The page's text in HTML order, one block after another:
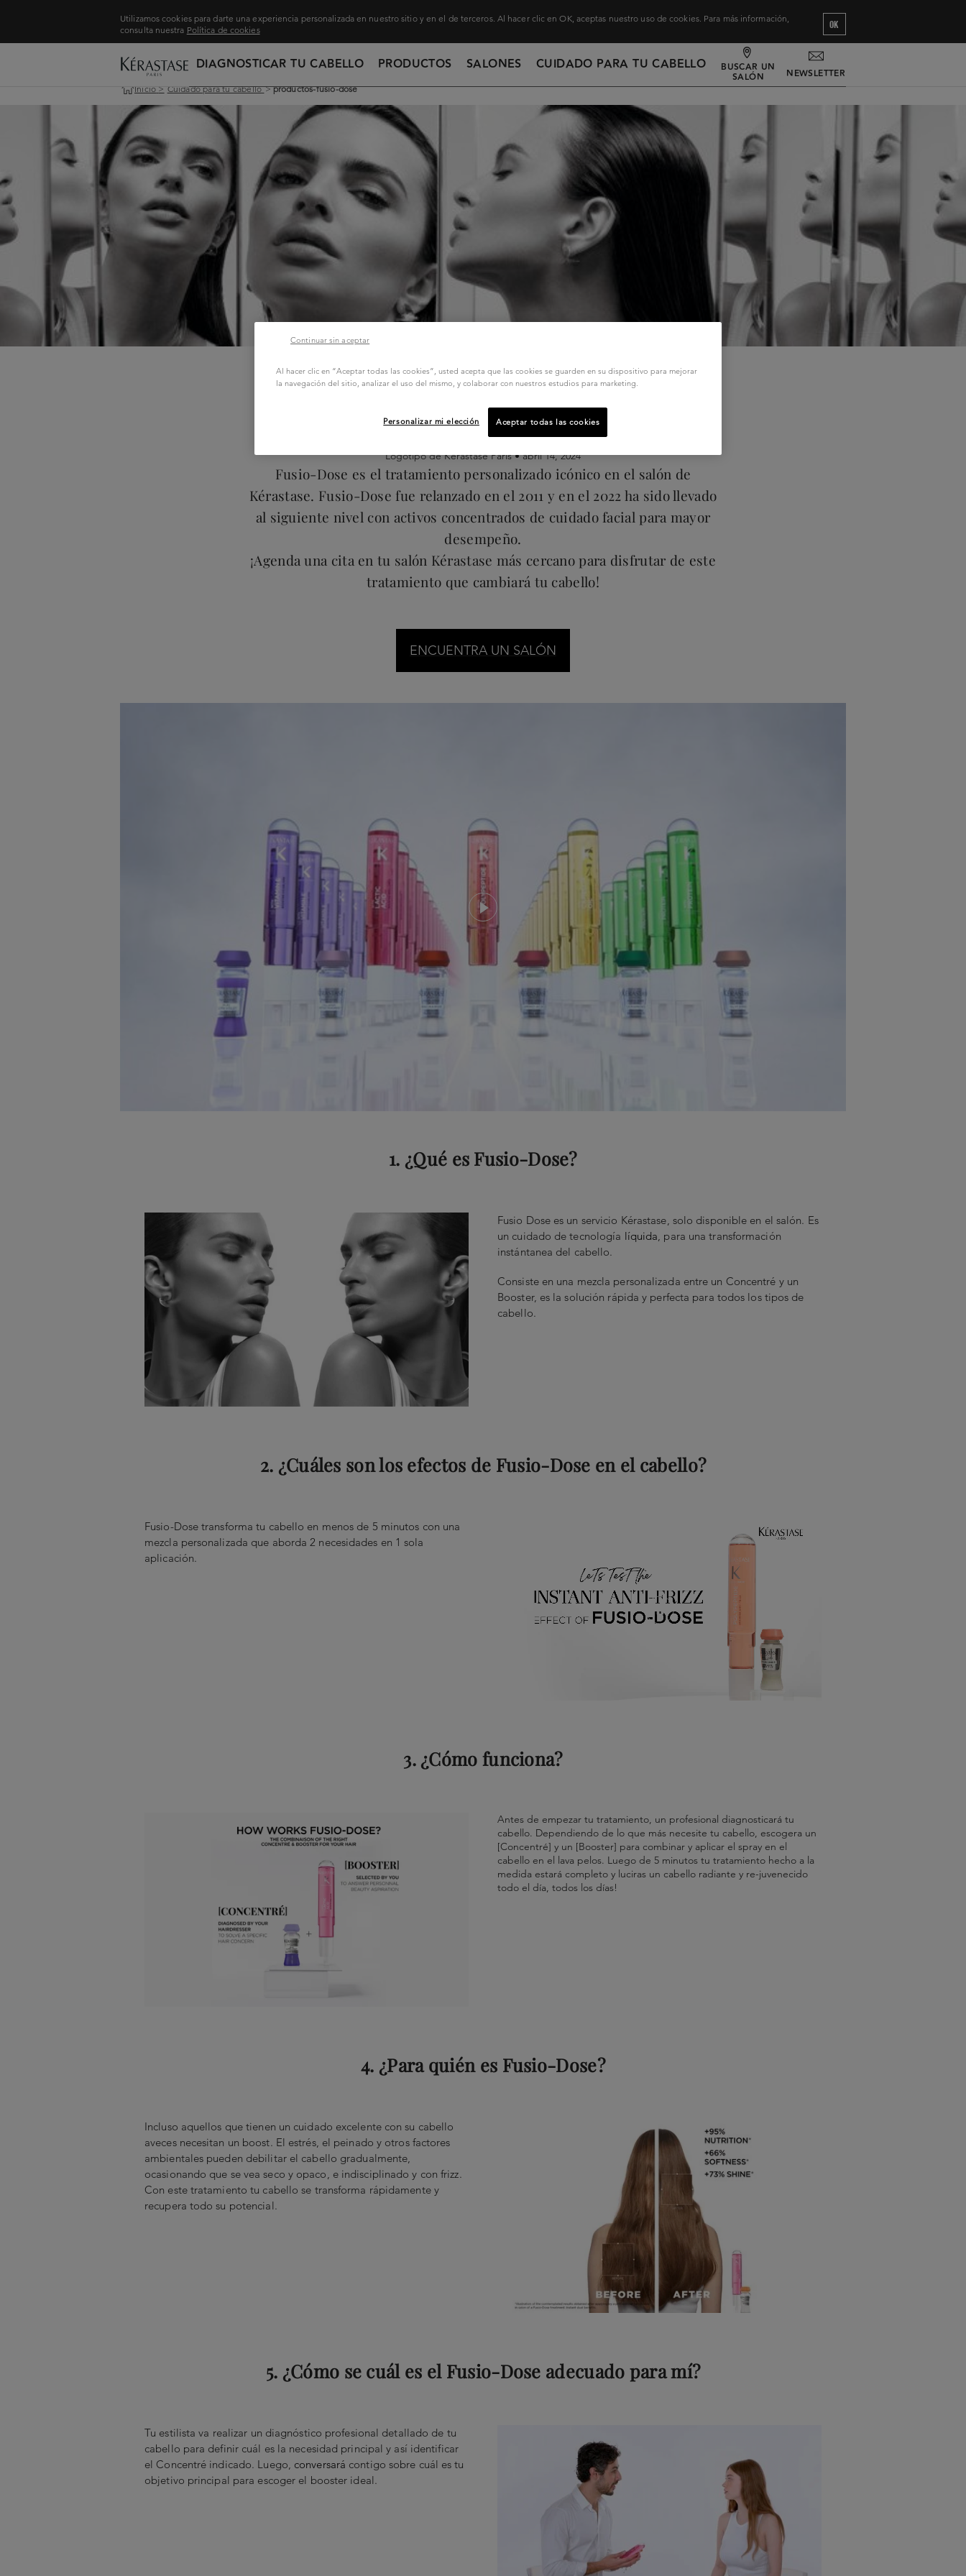
Utilizamos cookies para darte una experiencia personalizada en nuestro sitio y en el de terceros. Al hacer clic en OK, aceptas nuestro uso de cookies. Para más información,
consulta nuestra Política de cookies OK
DIAGNOSTICAR TU CABELLO PRODUCTOS SALONES CUIDADO PARA TU CABELLO BUSCAR UN
SALÓN NEWSLETTER
Inicio > Cuidado para tu cabello >productos-fusio-dose
10 COSAS QUE DEBERÍAS SABER DE FUSIO DOSE
FUSIO-DOSE
Logotipo de Kérastase París •abril 14, 2024
Fusio-Dose es el tratamiento personalizado icónico en el salón de
Kérastase. Fusio-Dose fue relanzado en el 2011 y en el 2022 ha sido llevado
al siguiente nivel con activos concentrados de cuidado facial para mayor
desempeño.
¡Agenda una cita en tu salón Kérastase más cercano para disfrutar de este
tratamiento que cambiará tu cabello!
ENCUENTRA UN SALÓN
1. ¿Qué es Fusio-Dose?
Fusio Dose es un servicio Kérastase, solo disponible en el salón. Es
un cuidado de tecnología líquida, para una transformación
instántanea del cabello.
Consiste en una mezcla personalizada entre un Concentré y un
Booster, es la solución rápida y perfecta para todos los tipos de
cabello.
2. ¿Cuáles son los efectos de Fusio-Dose en el cabello?
Fusio-Dose transforma tu cabello en menos de 5 minutos con una
mezcla personalizada que aborda 2 necesidades en 1 sola
aplicación.
3. ¿Cómo funciona?
Antes de empezar tu tratamiento, un profesional diagnosticará tu
cabello. Dependiendo de lo que más necesite tu cabello, escogera un
[Concentré] y un [Booster] para combinar y aplicar el spray en el
cabello en el lava pelos. Luego de 5 minutos tu tratamiento hecho a la
medida estará completo y luciras un cabello radiante y re-juvenecido
todo el día, todos los días!
4. ¿Para quién es Fusio-Dose?
Incluso aquellos que tienen un cuidado excelente con su cabello
aveces necesitan un boost. El estrés, el peinado y otros factores
ambientales pueden debilitar el cabello gradualmente,
ocasionando que se vea seco y opaco, e indisciplinado y con frizz.
Con este tratamiento tu cabello se transforma rápidamente y
recupera todo su potencial.
5. ¿Cómo se cuál es el Fusio-Dose adecuado para mí?
Tu estilista va realizar un diagnóstico profesional detallado de tu
cabello para definir cuál es la necesidad principal y así identificar
el Concentré indicado. Luego, conversará contigo sobre cuál es tu
objetivo principal para escoger el booster ideal.
Al hacer clic en “Aceptar todas las cookies”, usted acepta que las cookies se guarden en su dispositivo para mejorar
la navegación del sitio, analizar el uso del mismo, y colaborar con nuestros estudios para marketing.
Aceptar todas las cookies
Personalizar mi elección
Continuar sin aceptar